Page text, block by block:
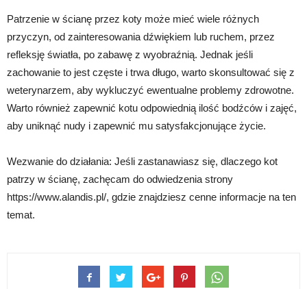
Patrzenie w ścianę przez koty może mieć wiele różnych
przyczyn, od zainteresowania dźwiękiem lub ruchem, przez
refleksję światła, po zabawę z wyobraźnią. Jednak jeśli
zachowanie to jest częste i trwa długo, warto skonsultować się z
weterynarzem, aby wykluczyć ewentualne problemy zdrowotne.
Warto również zapewnić kotu odpowiednią ilość bodźców i zajęć,
aby uniknąć nudy i zapewnić mu satysfakcjonujące życie.
Wezwanie do działania: Jeśli zastanawiasz się, dlaczego kot
patrzy w ścianę, zachęcam do odwiedzenia strony
https://www.alandis.pl/, gdzie znajdziesz cenne informacje na ten
temat.